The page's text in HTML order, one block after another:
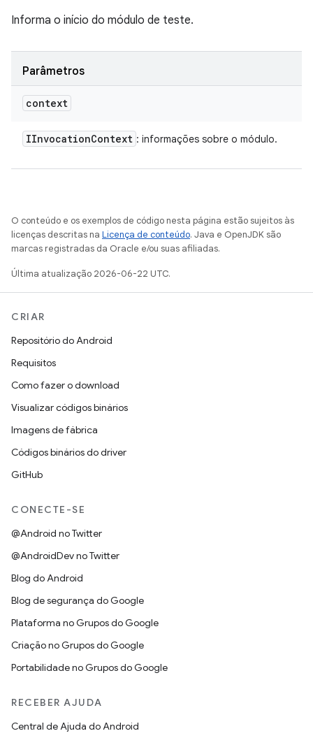
Informa o início do módulo de teste.
Parâmetros
context
IInvocationContext : informações sobre o módulo.
O conteúdo e os exemplos de código nesta página estão sujeitos às
licenças descritas na Licença de conteúdo. Java e OpenJDK são
marcas registradas da Oracle e/ou suas afiliadas.
Última atualização 2026-06-22 UTC.
CRIAR
Repositório do Android
Requisitos
Como fazer o download
Visualizar códigos binários
Imagens de fábrica
Códigos binários do driver
GitHub
CONECTE-SE
@Android no Twitter
@AndroidDev no Twitter
Blog do Android
Blog de segurança do Google
Plataforma no Grupos do Google
Criação no Grupos do Google
Portabilidade no Grupos do Google
RECEBER AJUDA
Central de Ajuda do Android